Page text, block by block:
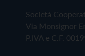
Società
Via Monsignor
P.IVA e C.F.